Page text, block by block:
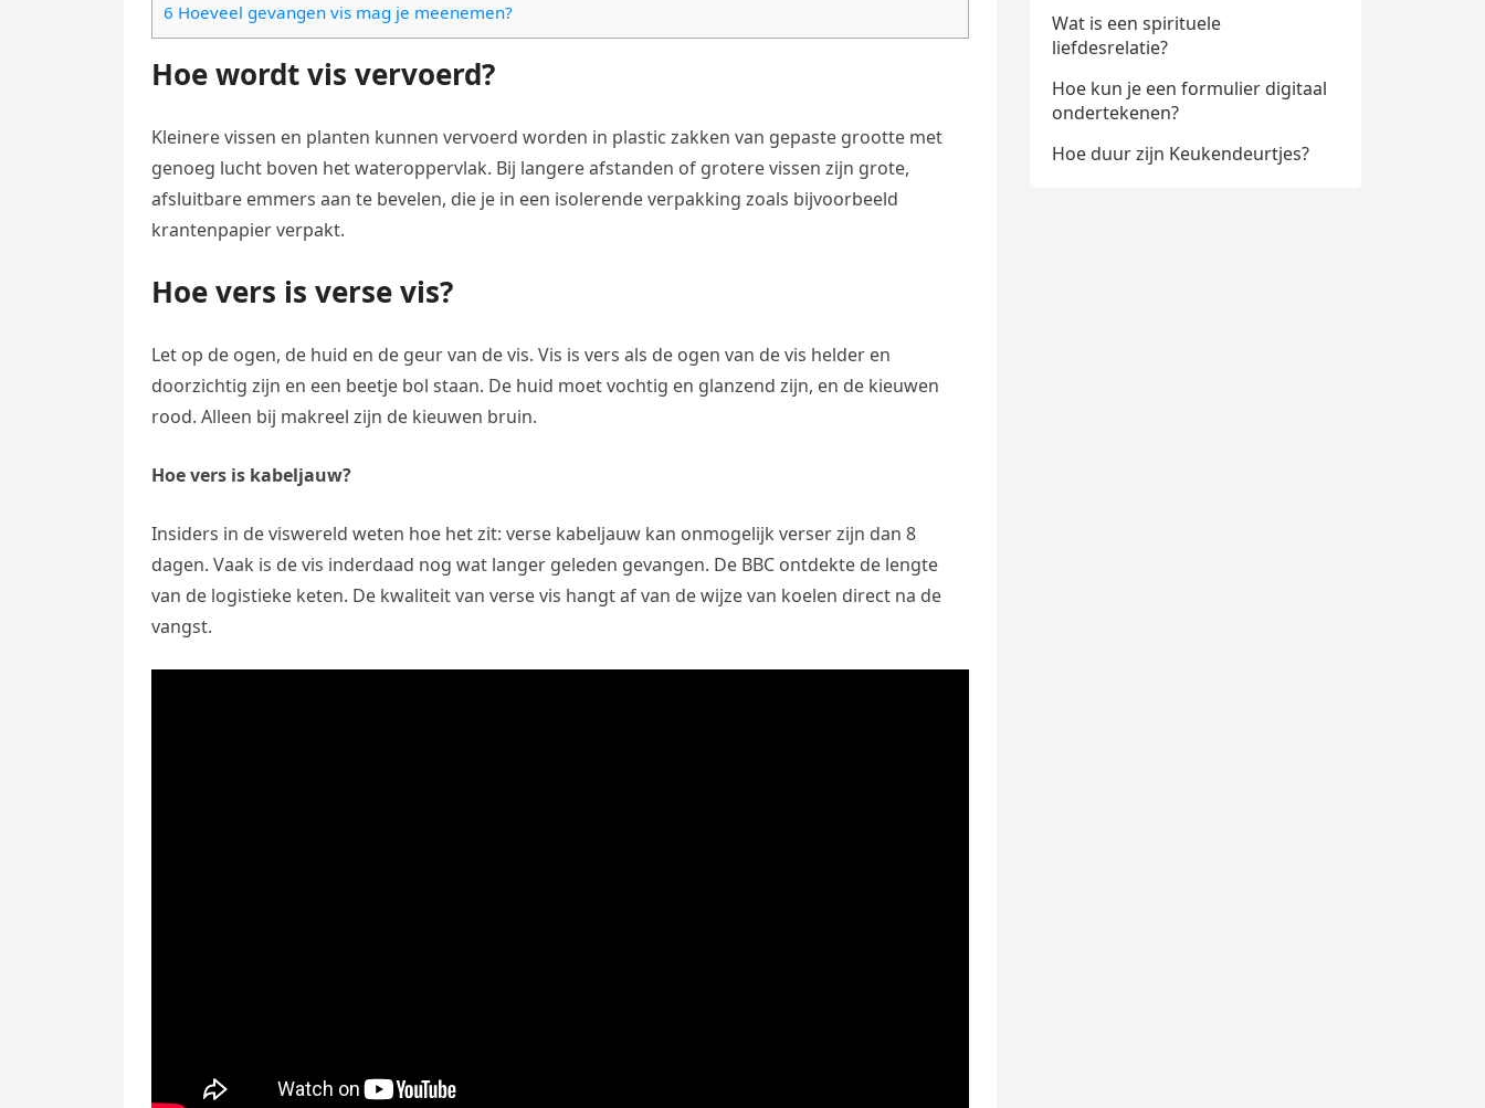
6 Hoeveel gevangen vis mag je meenemen?
Hoe wordt vis vervoerd?
Kleinere vissen en planten kunnen vervoerd worden in plastic zakken van gepaste grootte met
genoeg lucht boven het wateroppervlak. Bij langere afstanden of grotere vissen zijn grote,
afsluitbare emmers aan te bevelen, die je in een isolerende verpakking zoals bijvoorbeeld
krantenpapier verpakt.
Hoe vers is verse vis?
Let op de ogen, de huid en de geur van de vis. Vis is vers als de ogen van de vis helder en
doorzichtig zijn en een beetje bol staan. De huid moet vochtig en glanzend zijn, en de kieuwen
rood. Alleen bij makreel zijn de kieuwen bruin.
Hoe vers is kabeljauw?
Insiders in de viswereld weten hoe het zit: verse kabeljauw kan onmogelijk verser zijn dan 8
dagen. Vaak is de vis inderdaad nog wat langer geleden gevangen. De BBC ontdekte de lengte
van de logistieke keten. De kwaliteit van verse vis hangt af van de wijze van koelen direct na de
vangst.
Wat is een spirituele
liefdesrelatie?
Hoe kun je een formulier digitaal
ondertekenen?
Hoe duur zijn Keukendeurtjes?